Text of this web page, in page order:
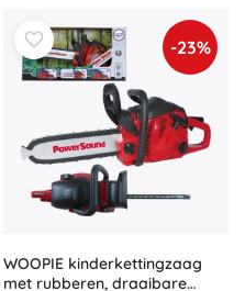
-23%
WOOPIE kinderkettingzaag
met rubberen, draaibare